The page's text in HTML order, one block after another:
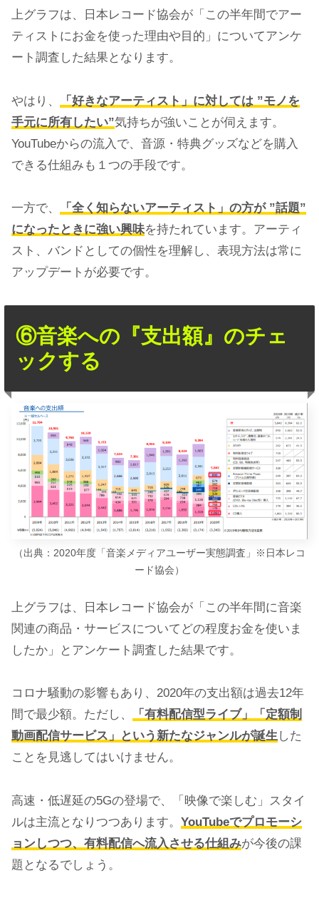
上グラフは、日本レコード協会が「この半年間でアー
ティストにお金を使った理由や目的」についてアンケ
ート調査した結果となります。
やはり、
「好きなアーティスト」に対しては ”モノを
手元に所有したい”気持ちが強いことが伺えます。
YouTubeからの流入で、音源・特典グッズなどを購入
できる仕組みも１つの手段です。
一方で、
「全く知らないアーティスト」の方が ”話題”
になったときに強い興味を持たれています。アーティ
スト、バンドとしての個性を理解し、表現方法は常に
アップデートが必要です。
⑥音楽への『支出額』のチェ
ックする
（出典：2020年度「音楽メディアユーザー実態調査」※日本レコ
ード協会）
上グラフは、日本レコード協会が「この半年間に音楽
関連の商品・サービスについてどの程度お金を使いま
したか」とアンケート調査した結果です。
コロナ騒動の影響もあり、2020年の支出額は過去12年
間で最少額。ただし、
「有料配信型ライブ」「定額制
動画配信サービス」という新たなジャンルが誕生した
ことを見逃してはいけません。
高速・低遅延の5Gの登場で、「映像で楽しむ」スタイ
ルは主流となりつつあります。 YouTubeでプロモーシ
ョンしつつ、有料配信へ流入させる仕組みが今後の課
題となるでしょう。